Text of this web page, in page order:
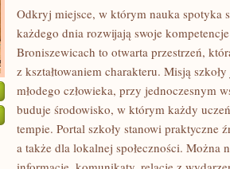
Odkryj miejsce, w którym nauka spotyka
każdego dnia rozwijają swoje
Broniszewicach to otwarta przestrzeń,
z kształtowaniem charakteru. Misją
młodego człowieka, przy jednoczesnym
buduje środowisko, w którym każdy
tempie. Portal szkoły stanowi praktyczne
a także dla lokalnej społeczności. Można